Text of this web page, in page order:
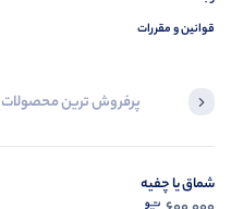
قوانین و مقررات
پرفروش ترین محصولات
شماق یا چفیه